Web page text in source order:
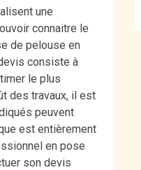
une
connaitre le
de pelouse en
consiste à
le plus
des travaux, il est
peuvent
est entièrement
en pose
son devis